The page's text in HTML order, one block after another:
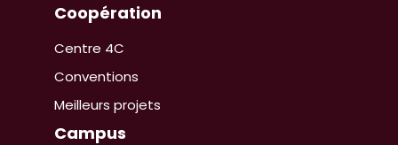
Coopération
Centre 4C
Conventions
Meilleurs projets
Campus